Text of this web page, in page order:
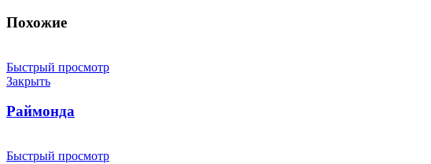
Похожие
Быстрый просмотр
Закрыть
Раймонда
Быстрый просмотр